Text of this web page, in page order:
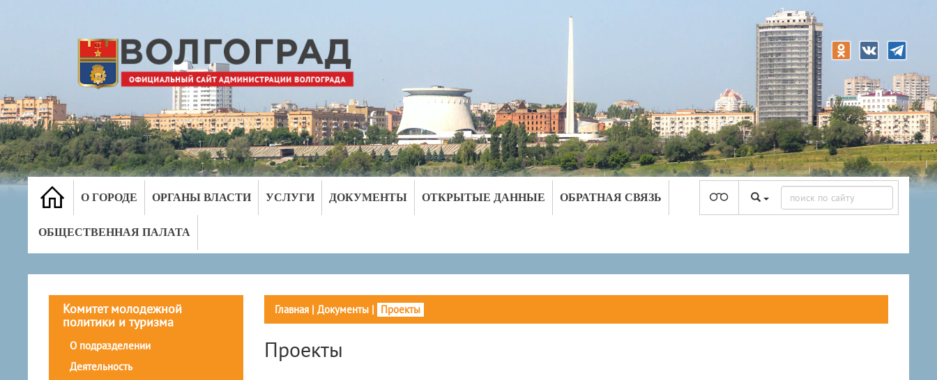
О ГОРОДЕ ОРГАНЫ ВЛАСТИ УСЛУГИ ДОКУМЕНТЫ ОТКРЫТЫЕ ДАННЫЕ ОБРАТНАЯ СВЯЗЬ
ОБЩЕСТВЕННАЯ ПАЛАТА
Комитет молодежной
политики и туризма
О подразделении
Деятельность
Главная| Документы| Проекты
Проекты